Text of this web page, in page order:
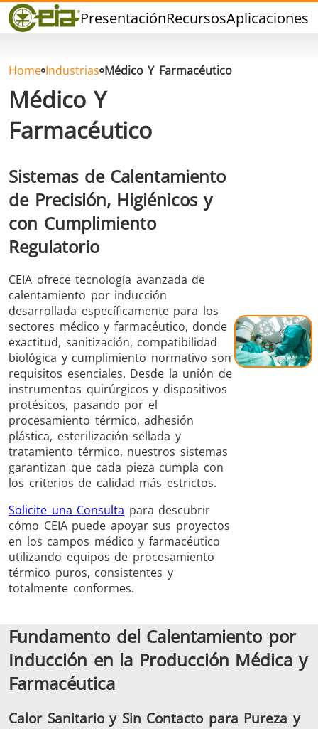
PresentaciónRecursosAplicaciones
Calidad
Distribuidores
Blog
FAQ
Soldadura dura
Soldadura con
Estaño
Soldadura de
Aluminio
Sellado
Ajuste por
contracción
Generador y
Controlador
Generadores
Serie SH
calentamiento
Home Industrias Médico Y Farmacéutico
Médico Y
Farmacéutico
Sistemas de Calentamiento
de Precisión, Higiénicos y
con Cumplimiento
Regulatorio
CEIA ofrece tecnología avanzada de
calentamiento por inducción
desarrollada específicamente para los
sectores médico y farmacéutico, donde
exactitud, sanitización, compatibilidad
biológica y cumplimiento normativo son
requisitos esenciales. Desde la unión de
instrumentos quirúrgicos y dispositivos
protésicos, pasando por el
procesamiento térmico, adhesión
plástica, esterilización sellada y
tratamiento térmico, nuestros sistemas
garantizan que cada pieza cumpla con
los criterios de calidad más estrictos.
Solicite una Consulta para descubrir
cómo CEIA puede apoyar sus proyectos
en los campos médico y farmacéutico
utilizando equipos de procesamiento
térmico puros, consistentes y
totalmente conformes.
Fundamento del Calentamiento por
Inducción en la Producción Médica y
Farmacéutica
Calor Sanitario y Sin Contacto para Pureza y